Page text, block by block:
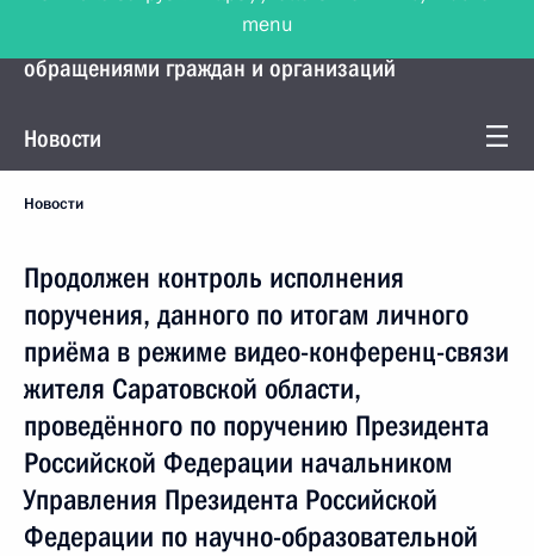
Управление Президента по работе с
обращениями граждан и организаций
Новости
Новости
Продолжен контроль исполнения
поручения, данного по итогам личного
приёма в режиме видео-конференц-связи
жителя Саратовской области,
проведённого по поручению Президента
Российской Федерации начальником
Управления Президента Российской
Федерации по научно-образовательной
menu